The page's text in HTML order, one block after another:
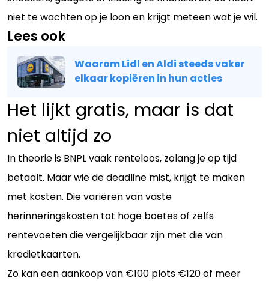
niet te wachten op je loon en krijgt meteen wat je wil.
Lees ook
Waarom Lidl en Aldi steeds vaker
elkaar kopiëren in hun acties
Het lijkt gratis, maar is dat
niet altijd zo
In theorie is BNPL vaak renteloos, zolang je op tijd
betaalt. Maar wie de deadline mist, krijgt te maken
met kosten. Die variëren van vaste
herinneringskosten tot hoge boetes of zelfs
rentevoeten die vergelijkbaar zijn met die van
kredietkaarten.
Zo kan een aankoop van €100 plots €120 of meer